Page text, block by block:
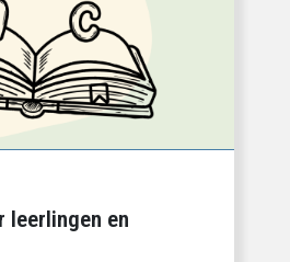
leerlingen en